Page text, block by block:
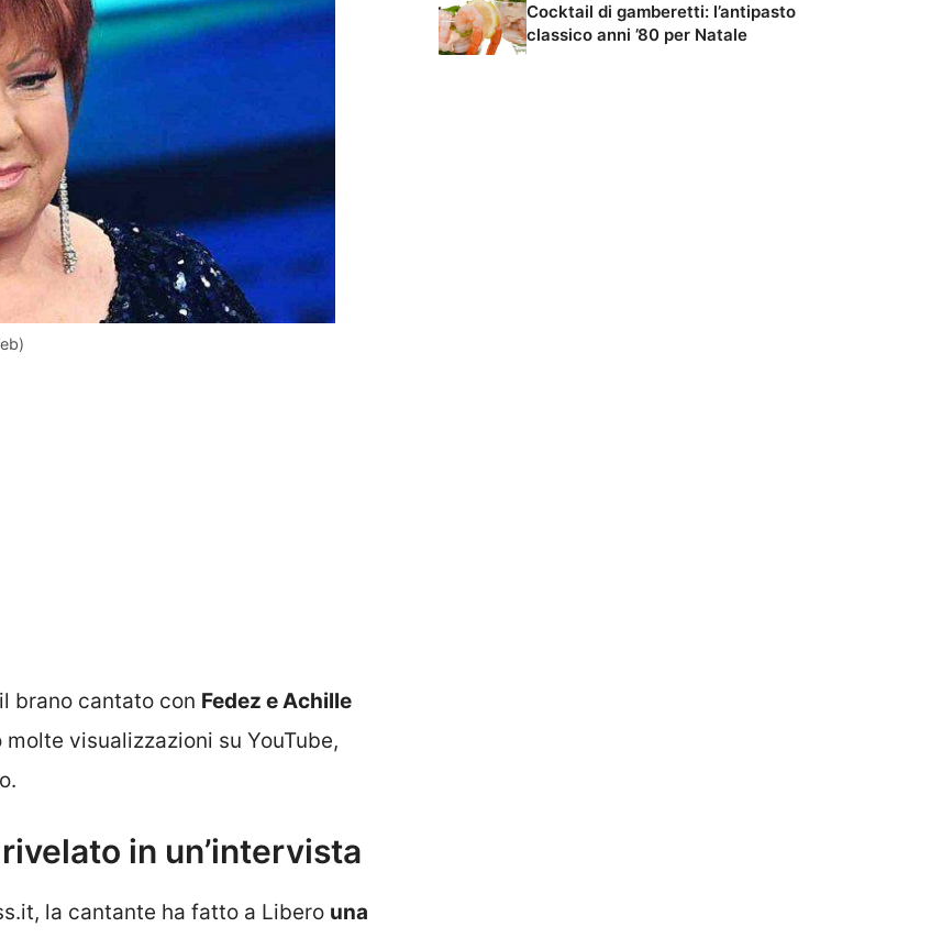
brano cantato con Fedez e Achille
visualizzazioni su YouTube,
in un’intervista
la cantante ha fatto a Libero una
Cocktail di gamberetti: l’antipasto
classico anni ’80 per Natale